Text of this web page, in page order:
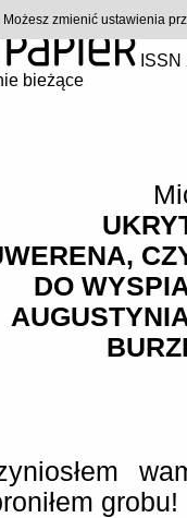
bieżące
DO
grobu!
zmienić ustawienia